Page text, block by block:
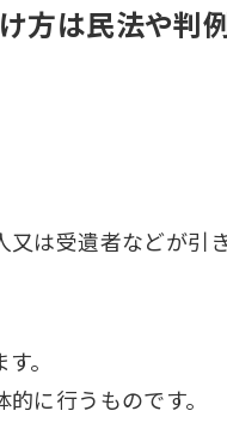
方は民法や判
は受遺者などが引
。
に行うものです。